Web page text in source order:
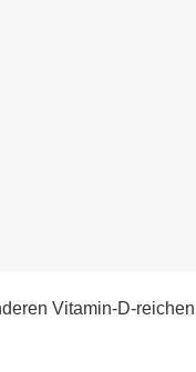
Vitamin-